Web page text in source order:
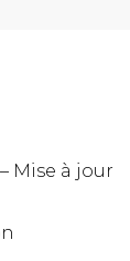
Mise à jour